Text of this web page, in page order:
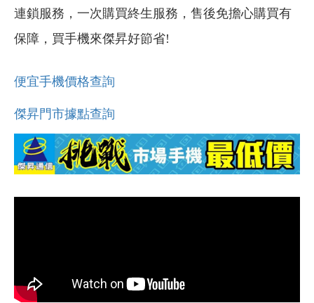
連鎖服務，一次購買終生服務，售後免擔心購買有
保障，買手機來傑昇好節省!
便宜手機價格查詢
傑昇門市據點查詢